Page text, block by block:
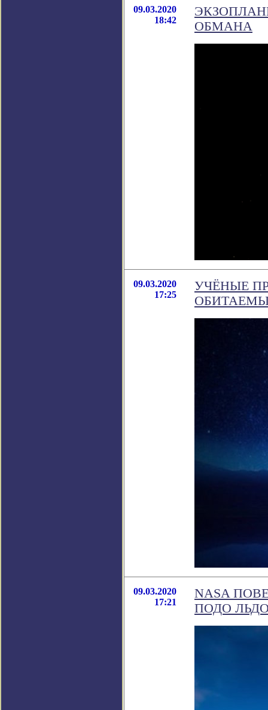
09.03.2020
18:42
ОБМАНА
09.03.2020
17:25
УЧЁНЫЕ
09.03.2020
17:21
NASA
ПОДО